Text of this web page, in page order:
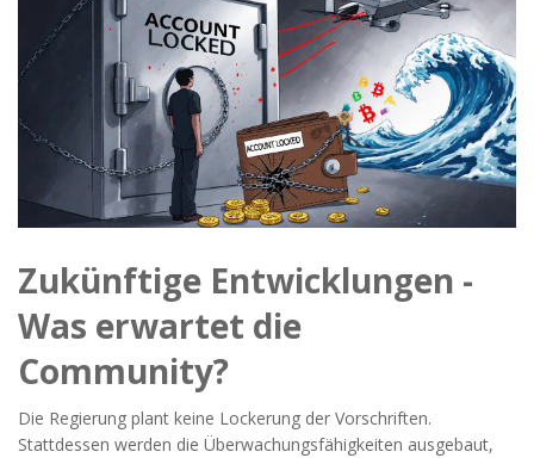
Zukünftige Entwicklungen -
Was erwartet die
Community?
Die Regierung plant keine Lockerung der Vorschriften.
Stattdessen werden die Überwachungsfähigkeiten ausgebaut,